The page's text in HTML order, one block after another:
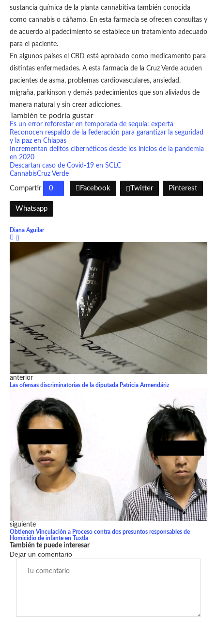
sustancia química de la planta cannabitiva también conocida
como cannabis o cáñamo. En esta farmacia se ofrecen consultas y
de acuerdo al padecimiento se establece un tratamiento adecuado
para el paciente.
En algunos países el CBD está aprobado como medicamento para
distintas enfermedades. A esta farmacia de la Cruz Verde acuden
pacientes de asma, problemas cardiovasculares, ansiedad,
migraña, parkinson y demás padecimientos que son aliviados de
manera natural y sin crear adicciones.
También te podría gustar
Es un error reforestar en temporada de sequía: experta
Reconocen respaldo de la federación para garantizar la seguridad
y la paz en Chiapas
Incrementan delitos cibernéticos desde los inicios de la pandemia
en 2020
Descartan caso de Covid-19 en SCLC
CannabisCruz Verde
Compartir 0 Facebook Twitter Pinterest
Whatsapp
Diana Aguilar
anterior
Las ofensas discriminatorias de la diputada Patricia Armendáriz
siguiente
Obtienen Vinculación a Proceso contra dos presuntos responsables de
Homicidio de infante en Tuxtla
También te puede interesar
Dejar un comentario